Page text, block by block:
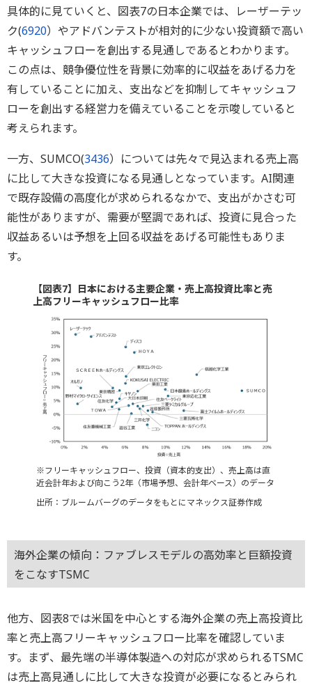
具体的に見ていくと、図表7の日本企業では、レーザーテッ
ク(6920）やアドバンテストが相対的に少ない投資額で高い
キャッシュフローを創出する見通しであるとわかります。
この点は、競争優位性を背景に効率的に収益をあげる力を
有していることに加え、支出などを抑制してキャッシュフ
ローを創出する経営力を備えていることを示唆していると
考えられます。
一方、SUMCO(3436）については先々で見込まれる売上高
に比して大きな投資になる見通しとなっています。AI関連
で既存設備の高度化が求められるなかで、支出がかさむ可
能性がありますが、需要が堅調であれば、投資に見合った
収益あるいは予想を上回る収益をあげる可能性もありま
す。
【図表7】日本における主要企業・売上高投資比率と売
上高フリーキャッシュフロー比率
※フリーキャッシュフロー、投資（資本的支出）、売上高は直
近会計年および向こう2年（市場予想、会計年ベース）のデータ
出所：ブルームバーグのデータをもとにマネックス証券作成
海外企業の傾向：ファブレスモデルの高効率と巨額投資
をこなすTSMC
他方、図表8では米国を中心とする海外企業の売上高投資比
率と売上高フリーキャッシュフロー比率を確認していま
す。まず、最先端の半導体製造への対応が求められるTSMC
は売上高見通しに比して大きな投資が必要になるとみられ